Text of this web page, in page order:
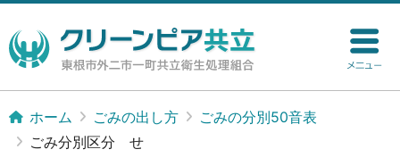
ホーム ごみの出し方
ごみの分別50音表
ごみ分別区分 せ